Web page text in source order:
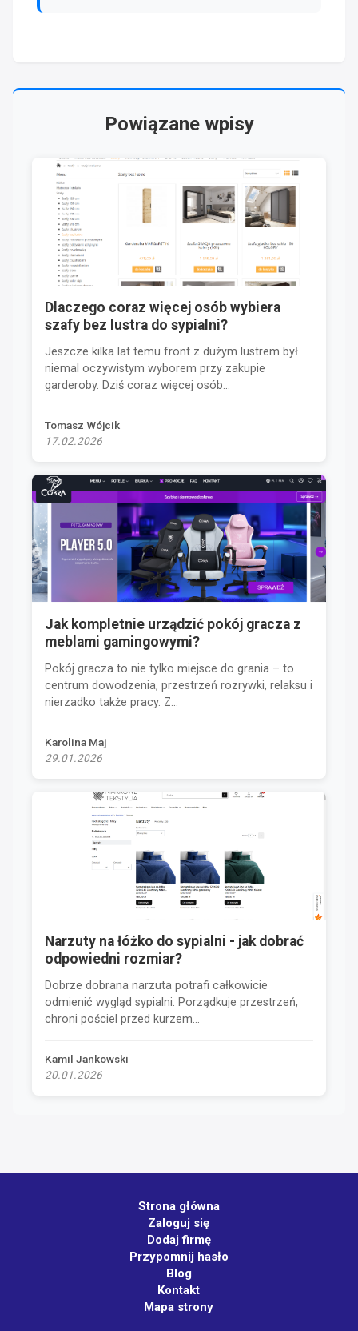
Powiązane wpisy
Dlaczego coraz więcej osób wybiera
szafy bez lustra do sypialni?
Jeszcze kilka lat temu front z dużym lustrem był
niemal oczywistym wyborem przy zakupie
garderoby. Dziś coraz więcej osób...
Tomasz Wójcik
17.02.2026
Jak kompletnie urządzić pokój gracza z
meblami gamingowymi?
Pokój gracza to nie tylko miejsce do grania – to
centrum dowodzenia, przestrzeń rozrywki, relaksu i
nierzadko także pracy. Z...
Karolina Maj
29.01.2026
Narzuty na łóżko do sypialni - jak dobrać
odpowiedni rozmiar?
Dobrze dobrana narzuta potrafi całkowicie
odmienić wygląd sypialni. Porządkuje przestrzeń,
chroni pościel przed kurzem...
Kamil Jankowski
20.01.2026
Strona główna
Zaloguj się
Dodaj firmę
Przypomnij hasło
Blog
Kontakt
Mapa strony